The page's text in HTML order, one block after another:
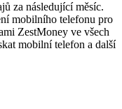
za následující měsíc.
mobilního telefonu pro
ZestMoney ve všech
mobilní telefon a další